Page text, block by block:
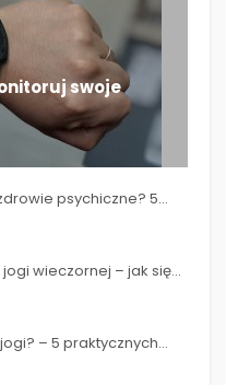
swoje
swoje postępy w...
psychiczne? 5...
wieczornej – jak się...
– 5 praktycznych...